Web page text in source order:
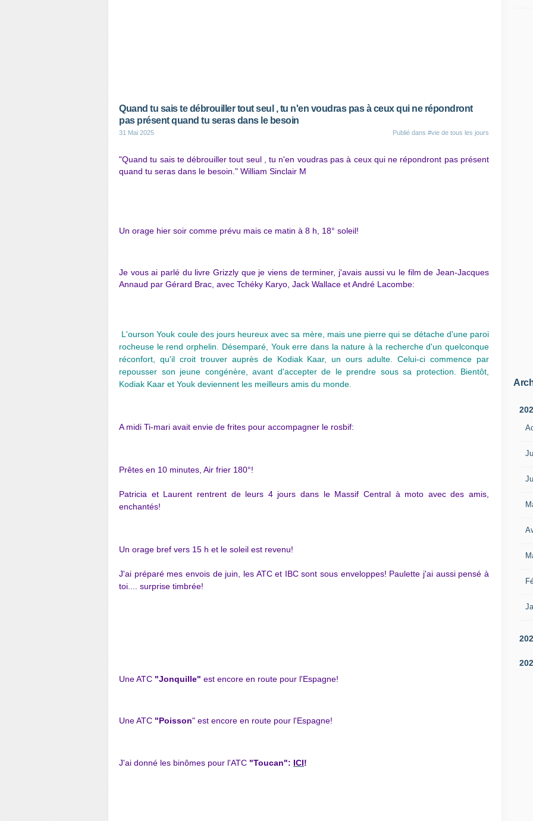
Quand tu sais te débrouiller tout seul , tu n'en voudras pas à ceux qui ne répondront
pas présent quand tu seras dans le besoin
31 Mai 2025 Publié dans #vie de tous les jours
"Quand tu sais te débrouiller tout seul , tu n'en voudras pas à ceux qui ne répondront pas présent
quand tu seras dans le besoin." William Sinclair M
Un orage hier soir comme prévu mais ce matin à 8 h, 18° soleil!
Je vous ai parlé du livre Grizzly que je viens de terminer, j'avais aussi vu le film de Jean-Jacques
Annaud par Gérard Brac, avec Tchéky Karyo, Jack Wallace et André Lacombe:
L'ourson Youk coule des jours heureux avec sa mère, mais une pierre qui se détache d'une paroi
rocheuse le rend orphelin. Désemparé, Youk erre dans la nature à la recherche d'un quelconque
réconfort, qu'il croit trouver auprès de Kodiak Kaar, un ours adulte. Celui-ci commence par
repousser son jeune congénère, avant d'accepter de le prendre sous sa protection. Bientôt,
Kodiak Kaar et Youk deviennent les meilleurs amis du monde.
A midi Ti-mari avait envie de frites pour accompagner le rosbif:
Prêtes en 10 minutes, Air frier 180°!
Patricia et Laurent rentrent de leurs 4 jours dans le Massif Central à moto avec des amis,
enchantés!
Un orage bref vers 15 h et le soleil est revenu!
J'ai préparé mes envois de juin, les ATC et IBC sont sous enveloppes! Paulette j'ai aussi pensé à
toi.... surprise timbrée!
Une ATC "Jonquille" est encore en route pour l'Espagne!
Une ATC "Poisson" est encore en route pour l'Espagne!
J'ai donné les binômes pour l'ATC "Toucan": ICI!